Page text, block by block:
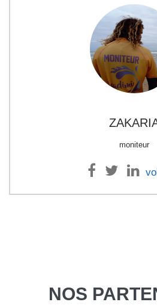
moniteur
NOS